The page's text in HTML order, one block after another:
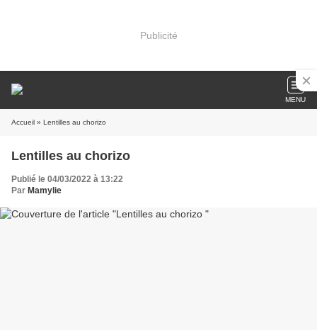
Publicité
MENU
Accueil » Lentilles au chorizo
Lentilles au chorizo
Publié le 04/03/2022 à 13:22
Par Mamylie